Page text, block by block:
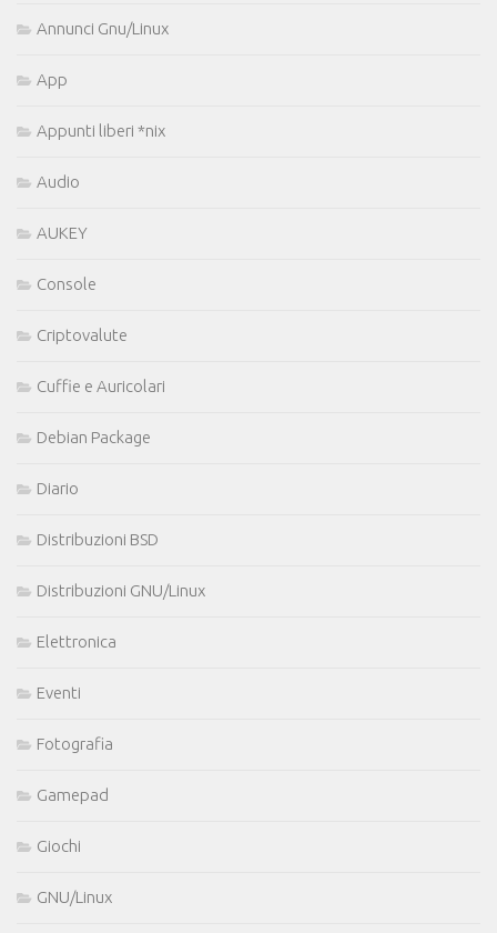
Annunci Gnu/Linux
App
Appunti liberi *nix
Audio
AUKEY
Console
Criptovalute
Cuffie e Auricolari
Debian Package
Diario
Distribuzioni BSD
Distribuzioni GNU/Linux
Elettronica
Eventi
Fotografia
Gamepad
Giochi
GNU/Linux